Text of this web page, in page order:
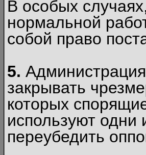
В особых
нормальной
собой право
5.
закрывать
которых
используют одни
переубедить